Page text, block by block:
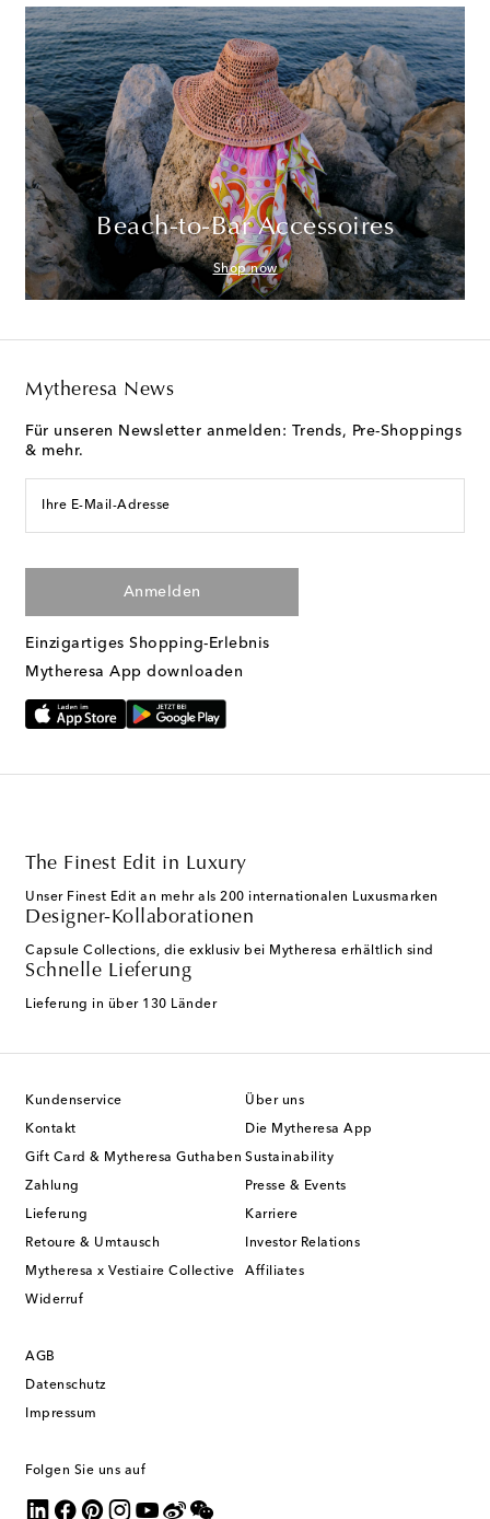
Beach-to-Bar Accessoires
Shop now
Mytheresa News
Für unseren Newsletter anmelden: Trends, Pre-Shoppings
& mehr.
Ihre E-Mail-Adresse
Anmelden
Einzigartiges Shopping-Erlebnis
Mytheresa App downloaden
The Finest Edit in Luxury
Unser Finest Edit an mehr als 200 internationalen Luxusmarken
Designer-Kollaborationen
Capsule Collections, die exklusiv bei Mytheresa erhältlich sind
Schnelle Lieferung
Lieferung in über 130 Länder
Kundenservice
Kontakt
Gift Card & Mytheresa Guthaben
Zahlung
Lieferung
Retoure & Umtausch
Mytheresa x Vestiaire Collective
Widerruf
Über uns
Die Mytheresa App
Sustainability
Presse & Events
Karriere
Investor Relations
Affiliates
AGB
Datenschutz
Impressum
Folgen Sie uns auf